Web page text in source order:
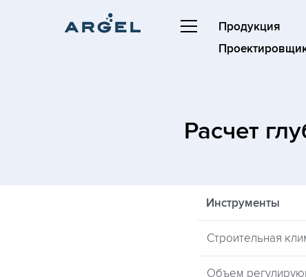
Продукция
Расчет
Инструменты
Строительная
Объем